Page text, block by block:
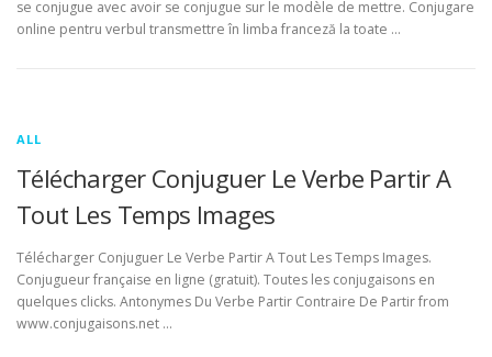
se conjugue avec avoir se conjugue sur le modèle de mettre. Conjugare
online pentru verbul transmettre în limba franceză la toate …
ALL
Télécharger Conjuguer Le Verbe Partir A
Tout Les Temps Images
Télécharger Conjuguer Le Verbe Partir A Tout Les Temps Images.
Conjugueur française en ligne (gratuit). Toutes les conjugaisons en
quelques clicks. Antonymes Du Verbe Partir Contraire De Partir from
www.conjugaisons.net …